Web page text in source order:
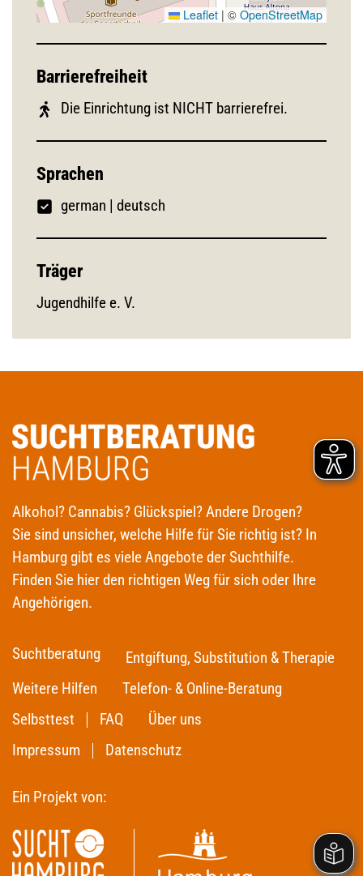
Leaflet | © OpenStreetMap
Barrierefreiheit
Die Einrichtung ist NICHT barrierefrei.
Sprachen
german | deutsch
Träger
Jugendhilfe e. V.
Alkohol? Cannabis? Glückspiel? Andere Drogen?
Sie sind unsicher, welche Hilfe für Sie richtig ist? In
Hamburg gibt es viele Angebote der Suchthilfe.
Finden Sie hier den richtigen Weg für sich oder Ihre
Angehörigen.
Suchtberatung
Entgiftung, Substitution & Therapie
Weitere Hilfen
Telefon- & Online-Beratung
Selbsttest
FAQ
Über uns
Impressum
Datenschutz
Ein Projekt von: